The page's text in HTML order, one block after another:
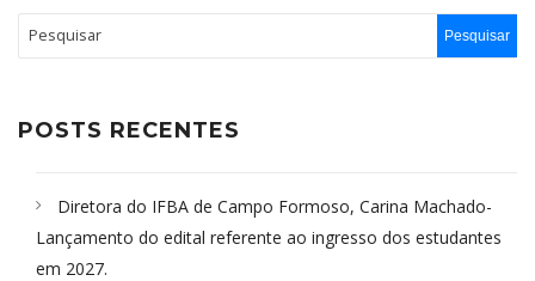
POSTS RECENTES
Diretora do IFBA de Campo Formoso, Carina Machado-
Lançamento do edital referente ao ingresso dos estudantes
em 2027.